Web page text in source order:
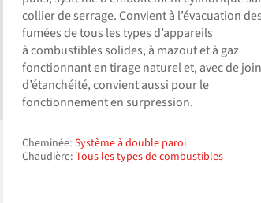
collier de serrage. Convient à l’évacuation des
fumées de tous les types d’appareils
à combustibles solides, à mazout et à gaz
fonctionnant en tirage naturel et, avec de
d’étanchéité, convient aussi pour le
fonctionnement en surpression.
Cheminée: Système à double paroi
Chaudière: Tous les types de combustibles